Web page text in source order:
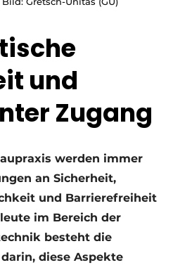
und
Zugang
werden immer
an Sicherheit,
und Barrierefreiheit
im Bereich der
besteht die
diese Aspekte